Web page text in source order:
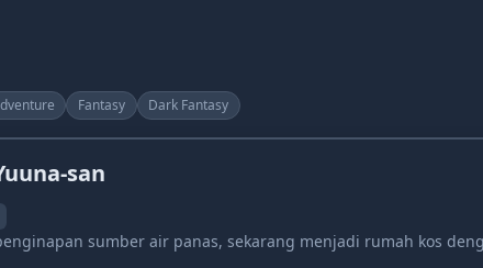
Fantasy Dark Fantasy
san
sumber air panas, sekarang menjadi rumah kos